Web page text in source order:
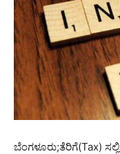
ಬೆಂಗಳೂರು;ತೆರಿಗೆ(Tax)